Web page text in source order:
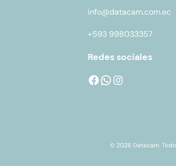
info@datacam.com.ec
+593 998033357
Redes sociales
© 2026 Datacam.